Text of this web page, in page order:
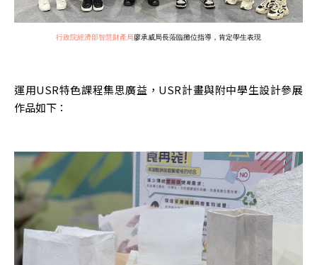
行政院經濟部智慧財產局廖承威局長蒞臨攤位指導，肯定學生表現
運用USR特色課程集思廣益，USR計畫與附中學生設計參展
作品如下：